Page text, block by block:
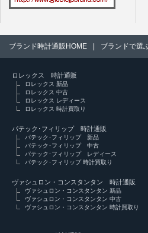
ブランド時計通販HOME ブランドで選
ロレックス 時計通販
ロレックス 新品
ロレックス 中古
ロレックス レディース
ロレックス 時計買取り
パテック･フィリップ 時計通販
パテック･フィリップ 新品
パテック･フィリップ 中古
パテック･フィリップ レディース
パテック･フィリップ 時計買取り
ヴァシュロン・コンスタンタン 時計通販
ヴァシュロン・コンスタンタン 新品
ヴァシュロン・コンスタンタン 中古
ヴァシュロン・コンスタンタン 時計買取り